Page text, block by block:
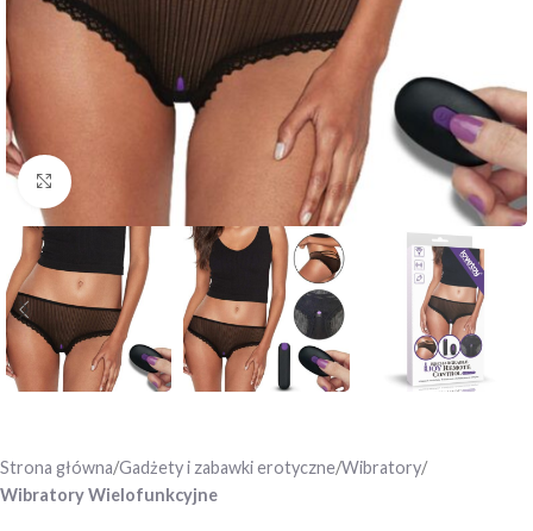
Click to enlarge
Strona główna Gadżety i zabawki erotyczne Wibratory
Wibratory Wielofunkcyjne